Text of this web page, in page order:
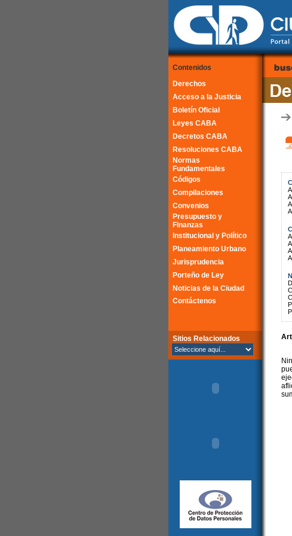
Contenidos
Derechos
Acceso a la Justicia
Boletín Oficial
Leyes CABA
Decretos CABA
Resoluciones CABA
Normas
Fundamentales
Códigos
Compilaciones
Convenios
Presupuesto y
Finanzas
Institucional y Político
Planeamiento Urbano
Jurisprudencia
Porteño de Ley
Noticias de la Ciudad
Contáctenos
Sitios Relacionados